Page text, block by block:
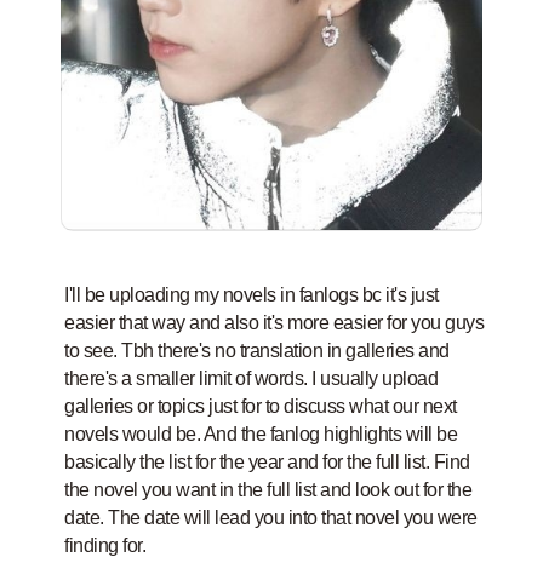
I'll be uploading my novels in fanlogs bc it's just
easier that way and also it's more easier for you guys
to see. Tbh there's no translation in galleries and
there's a smaller limit of words. I usually upload
galleries or topics just for to discuss what our next
novels would be. And the fanlog highlights will be
basically the list for the year and for the full list. Find
the novel you want in the full list and look out for the
date. The date will lead you into that novel you were